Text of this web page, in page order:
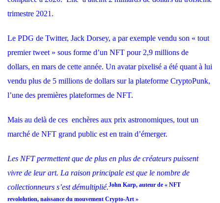
trimestre 2021.
Le PDG de Twitter, Jack Dorsey, a par exemple vendu son « tout
premier tweet » sous forme d’un NFT pour 2,9 millions de
dollars, en mars de cette année. Un avatar pixelisé a été quant à lui
vendu plus de 5 millions de dollars sur la plateforme CryptoPunk,
l’une des premières plateformes de NFT.
Mais au delà de ces enchères aux prix astronomiques, tout un
marché de NFT grand public est en train d’émerger.
Les NFT permettent que de plus en plus de créateurs puissent
vivre de leur art. La raison principale est que le nombre de
collectionneurs s’est démultiplié.John Karp, auteur de « NFT
revololution, naissance du mouvement Crypto-Art »